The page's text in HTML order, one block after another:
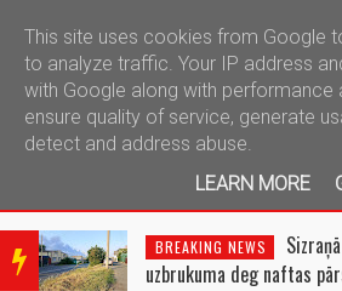
BRE
AKIN
BREAKING NEWS
uzbrukuma deg naftas
This site uses cookies from Google
to analyze traffic. Your IP address
with Google along with performance
ensure quality of service, generate
detect and address abuse.
LEARN MORE